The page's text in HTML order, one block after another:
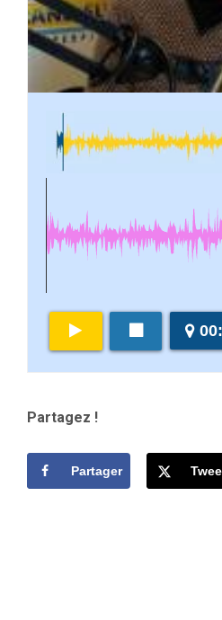
Partagez !
Partager